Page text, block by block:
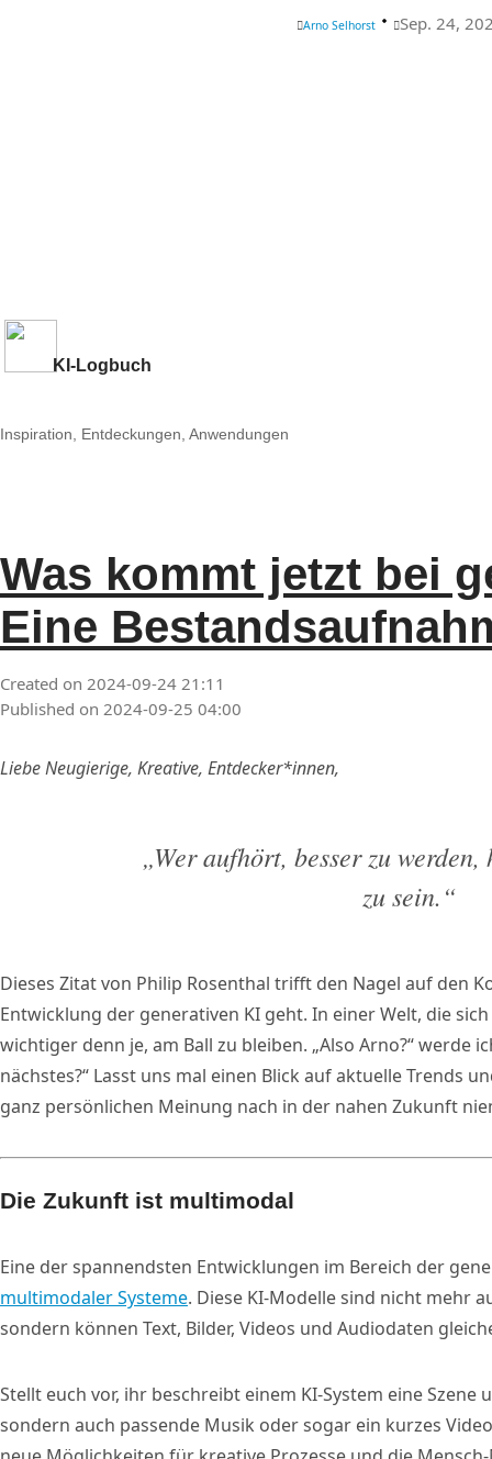
Arno Selhorst Sep. 24,
KI-Logbuch
Inspiration, Entdeckungen, Anwendungen
Was kommt jetzt bei
Eine
Created on 2024-09-24 21:11
Published on 2024-09-25 04:00
Liebe Neugierige, Kreative, Entdecker*innen,
„Wer aufhört, besser zu
zu sein.“
Dieses Zitat von Philip Rosenthal trifft den Nagel auf den
Entwicklung der generativen KI geht. In einer Welt, die
wichtiger denn je, am Ball zu bleiben. „Also Arno?“ werde
nächstes?“ Lasst uns mal einen Blick auf aktuelle Trends
ganz persönlichen Meinung nach in der nahen Zukunft
Die Zukunft ist multimodal
Eine der spannendsten Entwicklungen im Bereich der
multimodaler Systeme. Diese KI-Modelle sind nicht mehr
sondern können Text, Bilder, Videos und Audiodaten
Stellt euch vor, ihr beschreibt einem KI-System eine
sondern auch passende Musik oder sogar ein kurzes